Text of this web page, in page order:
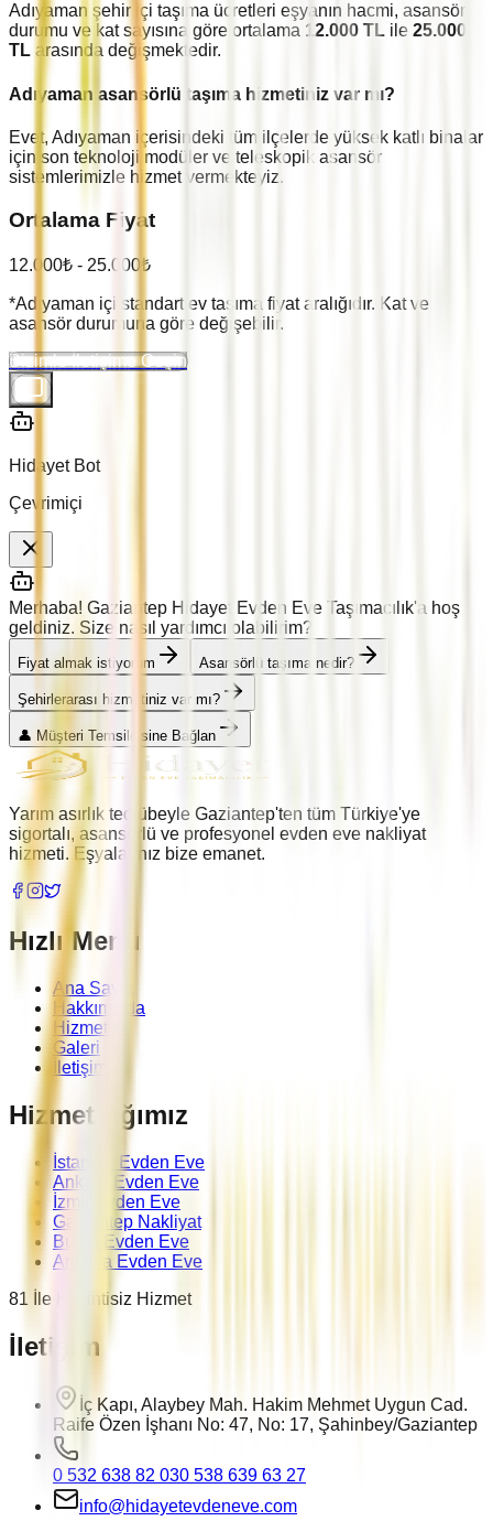
Adıyaman şehir içi taşıma ücretleri eşyanın hacmi, asansör
durumu ve kat sayısına göre ortalama 12.000 TL ile 25.000
TL arasında değişmektedir.
Adıyaman asansörlü taşıma hizmetiniz var mı?
Evet, Adıyaman içerisindeki tüm ilçelerde yüksek katlı binalar
için son teknoloji modüler ve teleskopik asansör
sistemlerimizle hizmet vermekteyiz.
Ortalama Fiyat
12.000₺ - 25.000 ₺
*Adıyaman içi standart ev taşıma fiyat aralığıdır. Kat ve
asansör durumuna göre değişebilir.
Bizimle İletişime Geçin
Hidayet Bot
Çevrimiçi
Merhaba! Gaziantep Hidayet Evden Eve Taşımacılık'a hoş
geldiniz. Size nasıl yardımcı olabilirim?
Fiyat almak istiyorum Asansörlü taşıma nedir?
Şehirlerarası hizmetiniz var mı?
👤 Müşteri Temsilcisine Bağlan
Yarım asırlık tecrübeyle Gaziantep'ten tüm Türkiye'ye
sigortalı, asansörlü ve profesyonel evden eve nakliyat
hizmeti. Eşyalarınız bize emanet.
Hızlı Menü
Ana Sayfa
Hakkımızda
Hizmetler
Galeri
İletişim
Hizmet Ağımız
İstanbul Evden Eve
Ankara Evden Eve
İzmir Evden Eve
Gaziantep Nakliyat
Bursa Evden Eve
Antalya Evden Eve
81 İle Kesintisiz Hizmet
İletişim
İç Kapı, Alaybey Mah. Hakim Mehmet Uygun Cad.
Raife Özen İşhanı No: 47, No: 17, Şahinbey/Gaziantep
0 532 638 82 030 538 639 63 27
info@hidayetevdeneve.com